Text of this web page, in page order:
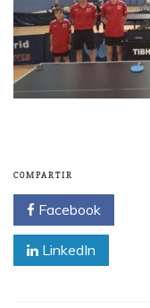
COMPARTIR
Facebook
LinkedIn